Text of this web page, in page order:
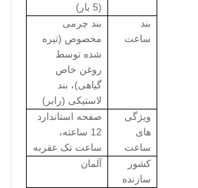
(5 بار)
بند
ساعت
بند چرمی
مخصوص (تیره
شده توسط
روغن خاص
گیاهی)، بند
لاستیکی (رابر)
ویژگی
های
ساعت
صفحه استاندارد
12 ساعته،
ساعت تک عقربه
کشور
سازنده
آلمان